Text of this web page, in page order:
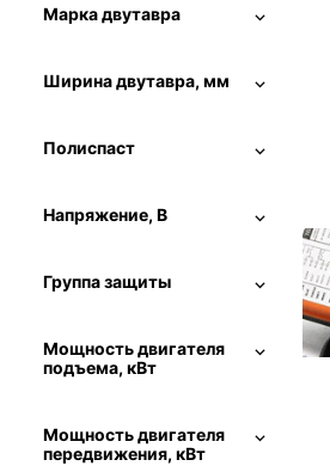
Марка двутавра
Ширина двутавра, мм
Полиспаст
Напряжение, В
Группа защиты
Мощность двигателя
подъема, кВт
Мощность двигателя
передвижения, кВт